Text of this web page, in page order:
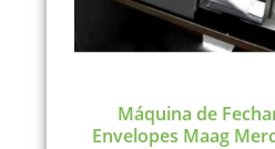
Máquina de
Envelopes Maag